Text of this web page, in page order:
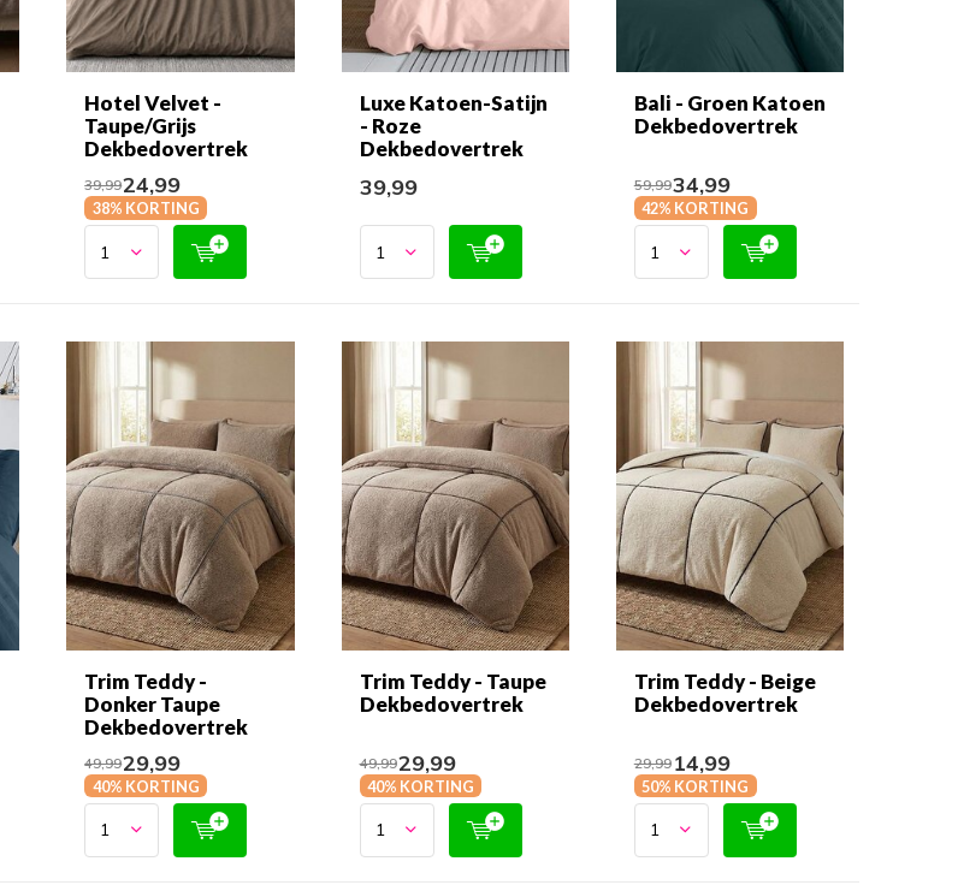
Hotel Velvet -
Taupe/Grijs
Dekbedovertrek
39,9924,99
38% KORTING
Luxe Katoen-Satijn
- Roze
Dekbedovertrek
39,99
Bali - Groen Katoen
Dekbedovertrek
59,9934,99
42% KORTING
Trim Teddy -
Donker Taupe
Dekbedovertrek
49,9929,99
40% KORTING
Trim Teddy - Taupe
Dekbedovertrek
49,9929,99
40% KORTING
Trim Teddy - Beige
Dekbedovertrek
29,9914,99
50% KORTING